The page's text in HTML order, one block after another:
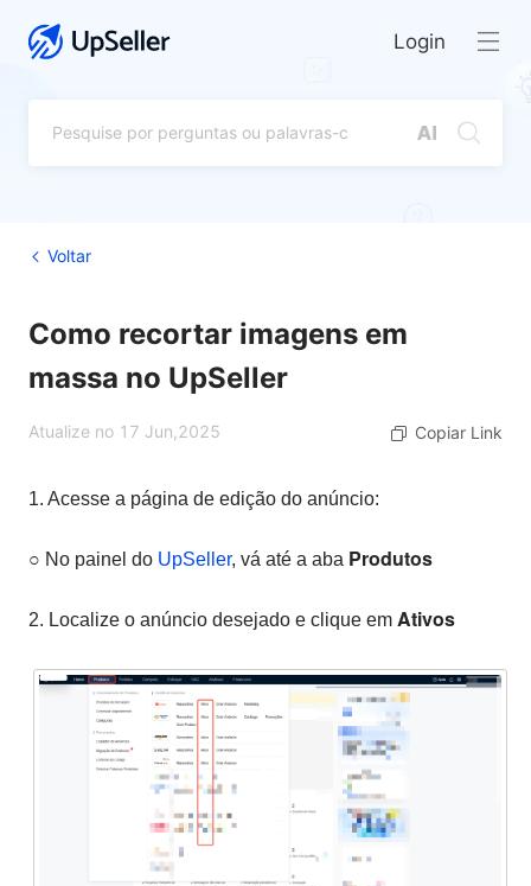
Login
Voltar
Como recortar imagens em
massa no UpSeller
Atualize no 17 Jun,2025 Copiar Link
1. Acesse a página de edição do anúncio:
○ No painel do UpSeller, vá até a aba Produtos
2. Localize o anúncio desejado e clique em Ativos